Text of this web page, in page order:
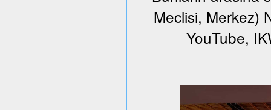
Meclisi, Merkez)
YouTube,